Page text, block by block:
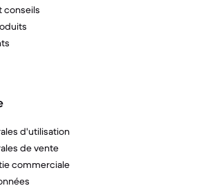
conseils
d'utilisation
de vente
commerciale